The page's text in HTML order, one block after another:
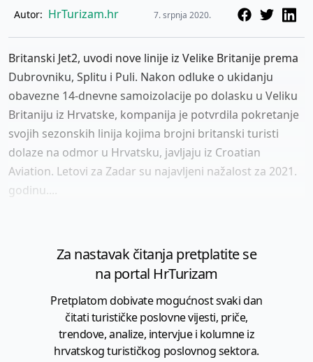
Autor: HrTurizam.hr 7. srpnja 2020.
Britanski Jet2, uvodi nove linije iz Velike Britanije prema
Dubrovniku, Splitu i Puli. Nakon odluke o ukidanju
obavezne 14-dnevne samoizolacije po dolasku u Veliku
Britaniju iz Hrvatske, kompanija je potvrdila pokretanje
svojih sezonskih linija kojima brojni britanski turisti
dolaze na odmor u Hrvatsku, javljaju iz Croatian
Aviation. Letovi za Zadar su najavljeni nažalost za 2021.
godinu....
Za nastavak čitanja pretplatite se
na portal HrTurizam
Pretplatom dobivate mogućnost svaki dan
čitati turističke poslovne vijesti, priče,
trendove, analize, intervjue i kolumne iz
hrvatskog turističkog poslovnog sektora.